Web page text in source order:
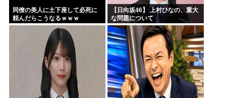
同僚の美人に土下座して必死に
頼んだらこうなるｗｗｗ
【日向坂46】 上村ひなの、重大
な問題について